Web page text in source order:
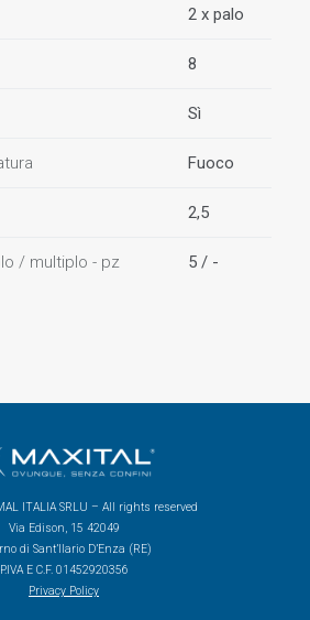
2 x palo
8
Sì
Fuoco
2,5
/ multiplo - pz 5 / -
ITALIA SRLU – All rights reserved
Via Edison, 15 42049
di Sant’Ilario D’Enza (RE)
P.IVA E C.F. 01452920356
Privacy Policy